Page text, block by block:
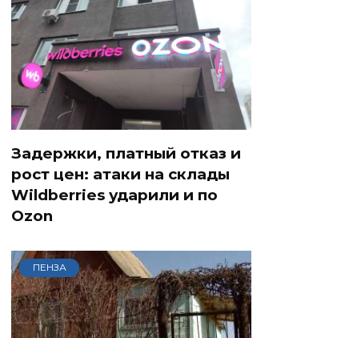
Задержки, платный отказ и
рост цен: атаки на склады
Wildberries ударили и по
Ozon
ПЕНЗА